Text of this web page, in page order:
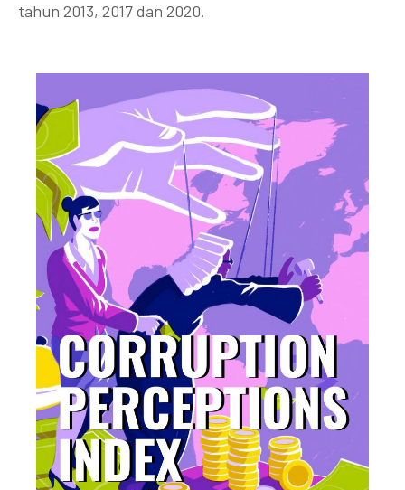
tahun 2013, 2017 dan 2020.